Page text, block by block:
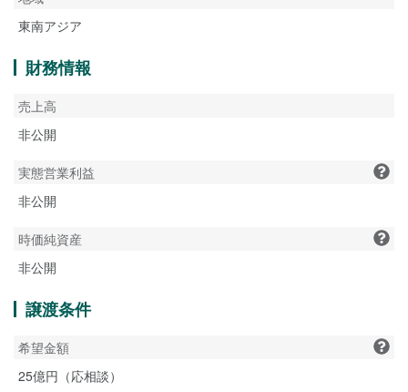
東南アジア
財務情報
売上高
非公開
実態営業利益
非公開
時価純資産
非公開
譲渡条件
希望金額
25億円（応相談）